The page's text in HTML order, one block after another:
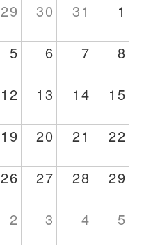
29 30 31 1
5 6 7 8
12 13 14 15
19 20 21 22
26 27 28 29
2 3 4 5